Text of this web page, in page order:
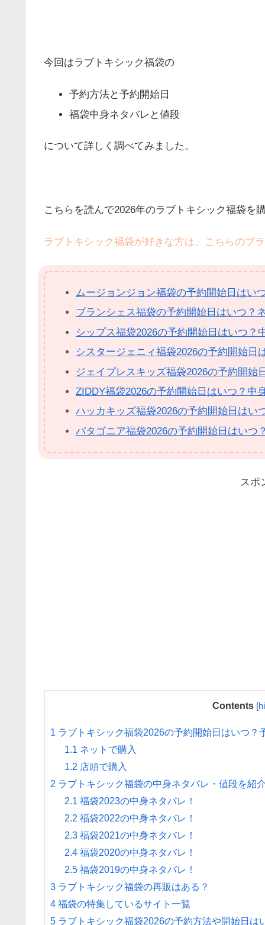
今回はラブトキシック福袋の
予約方法と予約開始日
福袋中身ネタバレと値段
について詳しく調べてみました。
こちらを読んで2026年のラブトキシック福袋を
ラブトキシック福袋が好きな方は、こちらのブ
ムージョンジョン福袋の予約開始日はい
ブランシェス福袋の予約開始日はいつ？
シップス福袋2026の予約開始日はいつ？
シスタージェニィ福袋2026の予約開始日
ジェイプレスキッズ福袋2026の予約開
ZIDDY福袋2026の予約開始日はいつ？中
ハッカキッズ福袋2026の予約開始日はい
パタゴニア福袋2026の予約開始日はいつ
スポ
Contents [
1 ラブトキシック福袋2026の予約開始日はいつ？
1.1 ネットで購入
1.2 店頭で購入
2 ラブトキシック福袋の中身ネタバレ・値段を紹
2.1 福袋2023の中身ネタバレ！
2.2 福袋2022の中身ネタバレ！
2.3 福袋2021の中身ネタバレ！
2.4 福袋2020の中身ネタバレ！
2.5 福袋2019の中身ネタバレ！
3 ラブトキシック福袋の再販はある？
4 福袋の特集しているサイト一覧
5 ラブトキシック福袋2026の予約方法や開始日